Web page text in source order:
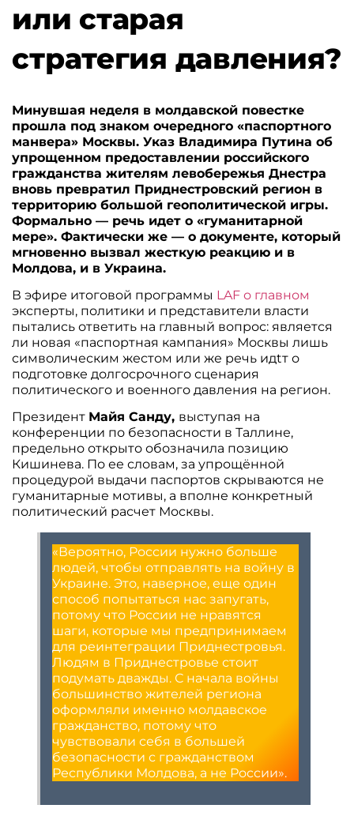
или старая
стратегия давления?
Минувшая неделя в молдавской повестке
прошла под знаком очередного «паспортного
манвера» Москвы. Указ Владимира Путина об
упрощенном предоставлении российского
гражданства жителям левобережья Днестра
вновь превратил Приднестровский регион в
территорию большой геополитической игры.
Формально — речь идет о «гуманитарной
мере». Фактически же — о документе, который
мгновенно вызвал жесткую реакцию и в
Молдова, и в Украина.
В эфире итоговой программы LAF о главном
эксперты, политики и представители власти
пытались ответить на главный вопрос: является
ли новая «паспортная кампания» Москвы лишь
символическим жестом или же речь идtт о
подготовке долгосрочного сценария
политического и военного давления на регион.
Президент Майя Санду, выступая на
конференции по безопасности в Таллине,
предельно открыто обозначила позицию
Кишинева. По ее словам, за упрощённой
процедурой выдачи паспортов скрываются не
гуманитарные мотивы, а вполне конкретный
политический расчет Москвы.
«Вероятно, России нужно больше
людей, чтобы отправлять на войну в
Украине. Это, наверное, еще один
способ попытаться нас запугать,
потому что России не нравятся
шаги, которые мы предпринимаем
для реинтеграции Приднестровья.
Людям в Приднестровье стоит
подумать дважды. С начала войны
большинство жителей региона
оформляли именно молдавское
гражданство, потому что
чувствовали себя в большей
безопасности с гражданством
Республики Молдова, а не России».